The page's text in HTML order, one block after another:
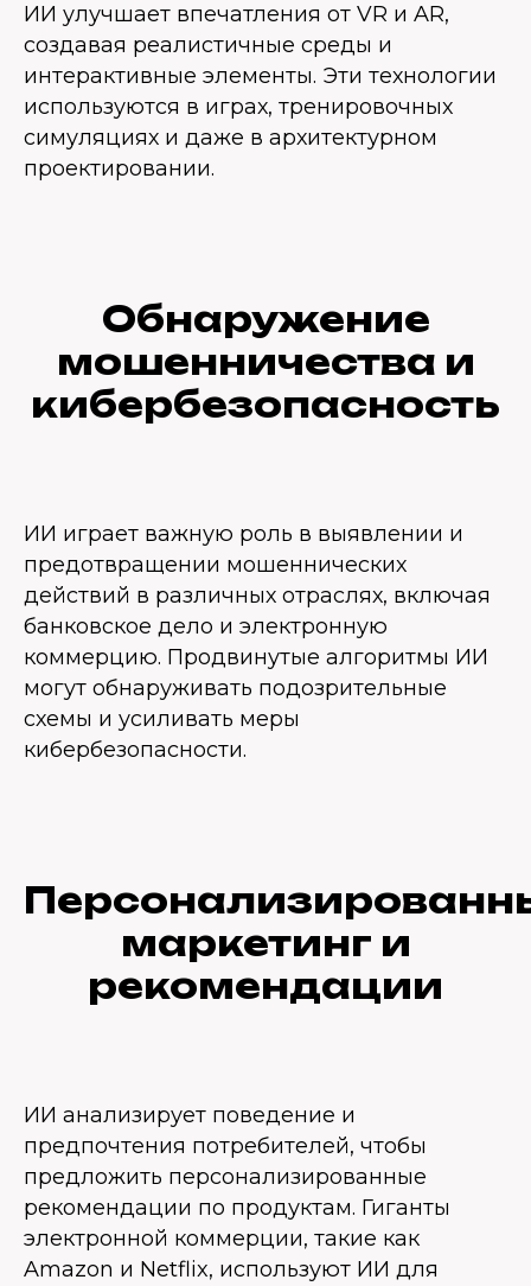
ИИ улучшает впечатления от VR и AR,
создавая реалистичные среды и
интерактивные элементы. Эти технологии
используются в играх, тренировочных
симуляциях и даже в архитектурном
проектировании.
Обнаружение
мошенничества и
кибербезопасность
ИИ играет важную роль в выявлении и
предотвращении мошеннических
действий в различных отраслях, включая
банковское дело и электронную
коммерцию. Продвинутые алгоритмы ИИ
могут обнаруживать подозрительные
схемы и усиливать меры
кибербезопасности.
маркетинг и
рекомендации
ИИ анализирует поведение и
предпочтения потребителей, чтобы
предложить персонализированные
рекомендации по продуктам. Гиганты
электронной коммерции, такие как
Amazon и Netflix, используют ИИ для